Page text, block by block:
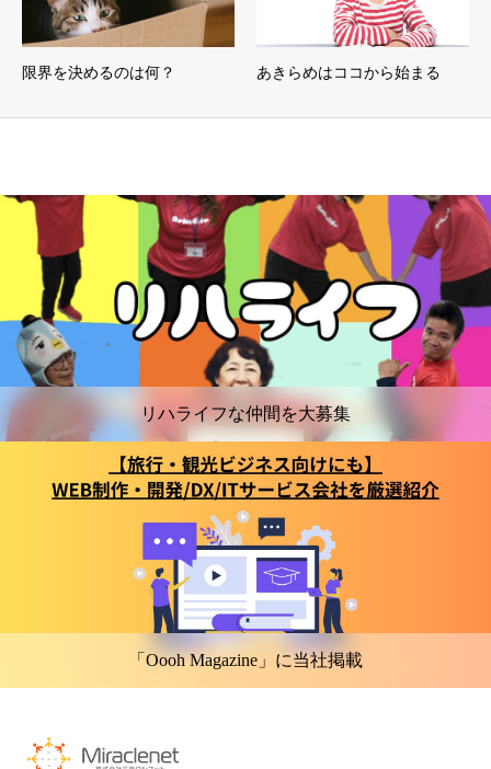
限界を決めるのは何？ あきらめはココから始まる
リハライフな仲間を大募集
「Oooh Magazine」に当社掲載